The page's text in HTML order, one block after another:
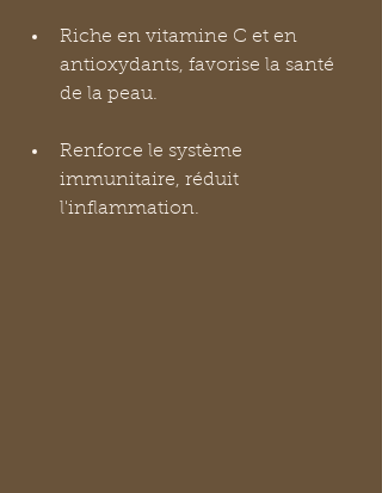
Riche en vitamine C et en
antioxydants, favorise la santé
de la peau.
Renforce le système
immunitaire, réduit
l'inflammation.